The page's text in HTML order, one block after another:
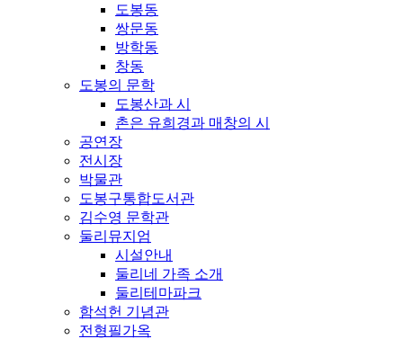
도봉동
쌍문동
방학동
창동
도봉의 문학
도봉산과 시
촌은 유희경과 매창의 시
공연장
전시장
박물관
도봉구통합도서관
김수영 문학관
둘리뮤지엄
시설안내
둘리네 가족 소개
둘리테마파크
함석헌 기념관
전형필가옥